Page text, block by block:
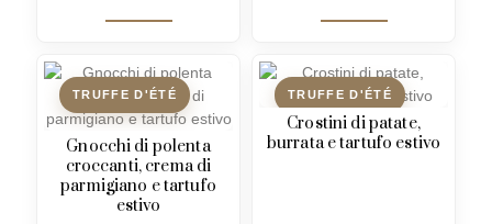
TRUFFE D'ÉTÉ
Gnocchi di polenta
croccanti, crema di
parmigiano e tartufo
estivo
TRUFFE D'ÉTÉ
Crostini di patate,
burrata e tartufo estivo